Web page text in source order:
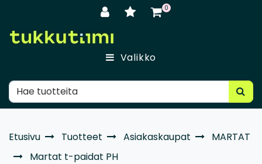
0
Valikko
Etusivu Tuotteet Asiakaskaupat
MARTAT
Martat t-paidat PH